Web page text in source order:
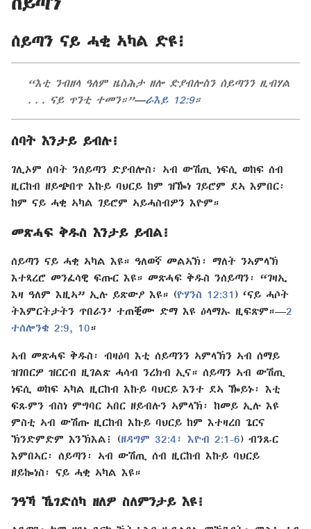
ሰይጣን ናይ ሓቂ ኣካል ድዩ፧
“እቲ ንብዘላ ዓለም ዜስሕታ ዘሎ ድያብሎስን ሰይጣንን ዚብሃል
. . . ናይ ጥንቲ ተመን።”—ራእይ 12:9።
ሰባት እንታይ ይብሉ፧
ገሊኦም ሰባት ንሰይጣን ድያብሎስ፡ ኣብ ውሽጢ ነፍሲ ወከፍ ሰብ
ዚርከብ ዘይጭበጥ እኩይ ባህርይ ከም ዝዀነ ገይሮም ደኣ እምበር፡
ከም ናይ ሓቂ ኣካል ገይሮም ኣይሓስብዎን እዮም።
መጽሓፍ ቅዱስ እንታይ ይብል፧
ሰይጣን ናይ ሓቂ ኣካል እዩ። ዓለወኛ መልኣኽ፡ ማለት ንኣምላኽ
እተጻረሮ መንፈሳዊ ፍጡር እዩ። መጽሓፍ ቅዱስ ንሰይጣን፡ “ገዛኢ
እዛ ዓለም እዚኣ” ኢሉ ይጽውዖ እዩ። (ዮሃንስ 12:31 ) ‘ናይ ሓሶት
ትእምርትታትን ጥበራን’ ተጠቒሙ ድማ እዩ ዕላማኡ ዚፍጽም።—2
ተሰሎንቄ 2:9, 10።
ኣብ መጽሓፍ ቅዱስ፡ ብዛዕባ እቲ ሰይጣንን ኣምላኽን ኣብ ሰማይ
ዝገበርዎ ዝርርብ ዚገልጽ ሓሳብ ንረክብ ኢና። ሰይጣን ኣብ ውሽጢ
ነፍሲ ወከፍ ኣካል ዚርከብ እኩይ ባህርይ እንተ ደኣ ዀይኑ፡ እቲ
ፍጹምን ብስነ ምግባር ኣበር ዘይብሉን ኣምላኽ፡ ከመይ ኢሉ እዩ
ምስቲ ኣብ ውሽጡ ዚርከብ እኩይ ባህርይ ከም እተዛረበ ጌርና
ኽንድምድም እንኽእል፧ (ዘዳግም 32:4፣ እዮብ 2:1-6) ብንጹር
እምበኣር፡ ሰይጣን፡ ኣብ ውሽጢ ሰብ ዚርከብ እኩይ ባህርይ
ዘይኰነስ፡ ናይ ሓቂ ኣካል እዩ።
ንዓኻ ኼገድሰካ ዘለዎ ስለምንታይ እዩ፧